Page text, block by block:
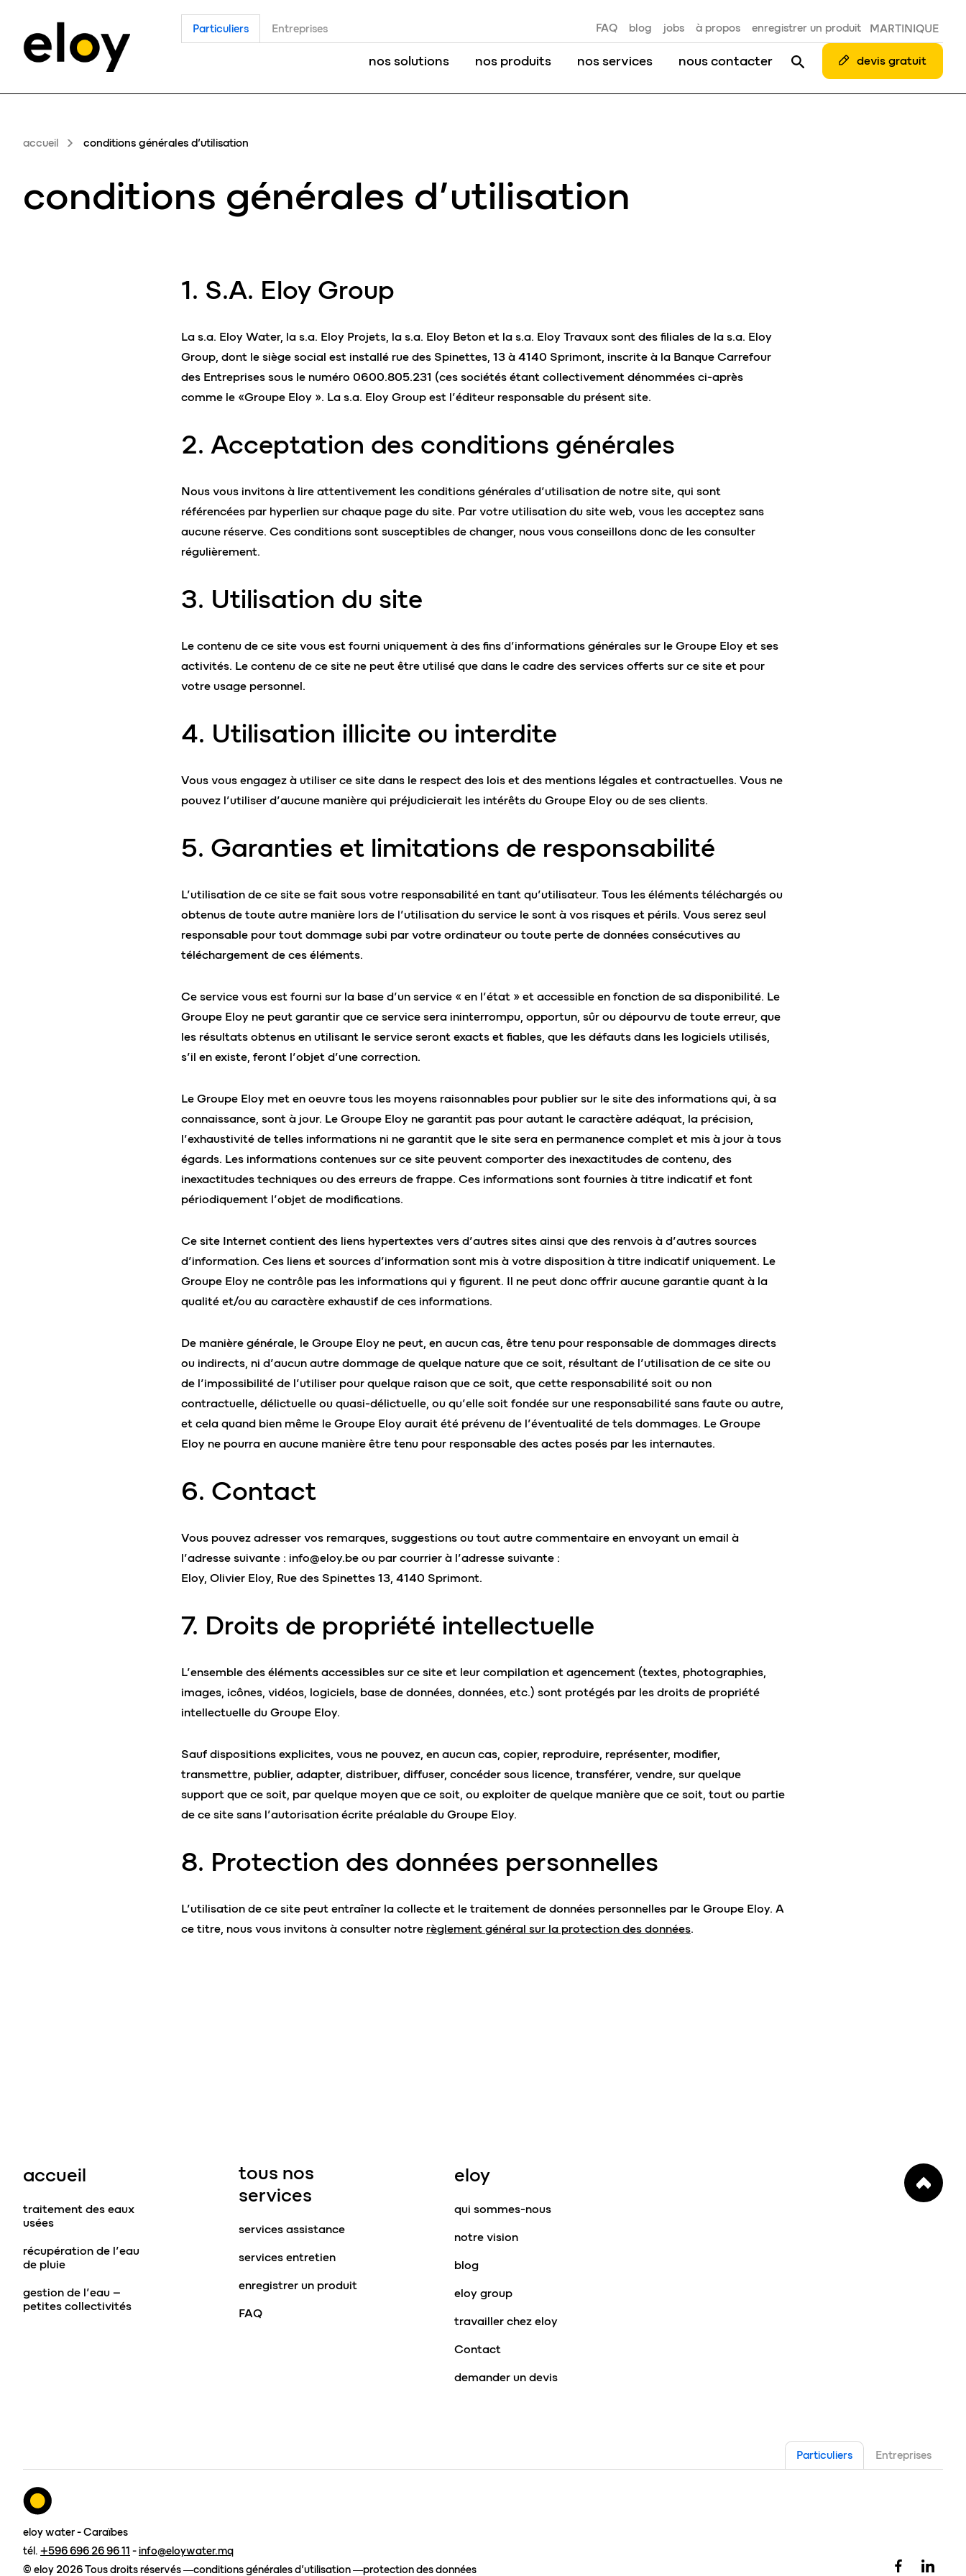
Particuliers Entreprises FAQ blog jobs à propos enregistrer un produit MARTINIQUE
nos solutions nos produits nos services nous contacter devis gratuit
accueil conditions générales d’utilisation
conditions générales d’utilisation
1. S.A. Eloy Group
La s.a. Eloy Water, la s.a. Eloy Projets, la s.a. Eloy Beton et la s.a. Eloy Travaux sont des filiales de la s.a. Eloy
Group, dont le siège social est installé rue des Spinettes, 13 à 4140 Sprimont, inscrite à la Banque Carrefour
des Entreprises sous le numéro 0600.805.231 (ces sociétés étant collectivement dénommées ci-après
comme le «Groupe Eloy ». La s.a. Eloy Group est l’éditeur responsable du présent site.
2. Acceptation des conditions générales
Nous vous invitons à lire attentivement les conditions générales d’utilisation de notre site, qui sont
référencées par hyperlien sur chaque page du site. Par votre utilisation du site web, vous les acceptez sans
aucune réserve. Ces conditions sont susceptibles de changer, nous vous conseillons donc de les consulter
régulièrement.
3. Utilisation du site
Le contenu de ce site vous est fourni uniquement à des fins d’informations générales sur le Groupe Eloy et ses
activités. Le contenu de ce site ne peut être utilisé que dans le cadre des services offerts sur ce site et pour
votre usage personnel.
4. Utilisation illicite ou interdite
Vous vous engagez à utiliser ce site dans le respect des lois et des mentions légales et contractuelles. Vous ne
pouvez l’utiliser d’aucune manière qui préjudicierait les intérêts du Groupe Eloy ou de ses clients.
5. Garanties et limitations de responsabilité
L’utilisation de ce site se fait sous votre responsabilité en tant qu’utilisateur. Tous les éléments téléchargés ou
obtenus de toute autre manière lors de l’utilisation du service le sont à vos risques et périls. Vous serez seul
responsable pour tout dommage subi par votre ordinateur ou toute perte de données consécutives au
téléchargement de ces éléments.
Ce service vous est fourni sur la base d’un service « en l’état » et accessible en fonction de sa disponibilité. Le
Groupe Eloy ne peut garantir que ce service sera ininterrompu, opportun, sûr ou dépourvu de toute erreur, que
les résultats obtenus en utilisant le service seront exacts et fiables, que les défauts dans les logiciels utilisés,
s’il en existe, feront l’objet d’une correction.
Le Groupe Eloy met en oeuvre tous les moyens raisonnables pour publier sur le site des informations qui, à sa
connaissance, sont à jour. Le Groupe Eloy ne garantit pas pour autant le caractère adéquat, la précision,
l’exhaustivité de telles informations ni ne garantit que le site sera en permanence complet et mis à jour à tous
égards. Les informations contenues sur ce site peuvent comporter des inexactitudes de contenu, des
inexactitudes techniques ou des erreurs de frappe. Ces informations sont fournies à titre indicatif et font
périodiquement l’objet de modifications.
Ce site Internet contient des liens hypertextes vers d’autres sites ainsi que des renvois à d’autres sources
d’information. Ces liens et sources d’information sont mis à votre disposition à titre indicatif uniquement. Le
Groupe Eloy ne contrôle pas les informations qui y figurent. Il ne peut donc offrir aucune garantie quant à la
qualité et/ou au caractère exhaustif de ces informations.
De manière générale, le Groupe Eloy ne peut, en aucun cas, être tenu pour responsable de dommages directs
ou indirects, ni d’aucun autre dommage de quelque nature que ce soit, résultant de l’utilisation de ce site ou
de l’impossibilité de l’utiliser pour quelque raison que ce soit, que cette responsabilité soit ou non
contractuelle, délictuelle ou quasi-délictuelle, ou qu’elle soit fondée sur une responsabilité sans faute ou autre,
et cela quand bien même le Groupe Eloy aurait été prévenu de l’éventualité de tels dommages. Le Groupe
Eloy ne pourra en aucune manière être tenu pour responsable des actes posés par les internautes.
6. Contact
Vous pouvez adresser vos remarques, suggestions ou tout autre commentaire en envoyant un email à
l’adresse suivante : info@eloy.be ou par courrier à l’adresse suivante :
Eloy, Olivier Eloy, Rue des Spinettes 13, 4140 Sprimont.
7. Droits de propriété intellectuelle
L’ensemble des éléments accessibles sur ce site et leur compilation et agencement (textes, photographies,
images, icônes, vidéos, logiciels, base de données, données, etc.) sont protégés par les droits de propriété
intellectuelle du Groupe Eloy.
Sauf dispositions explicites, vous ne pouvez, en aucun cas, copier, reproduire, représenter, modifier,
transmettre, publier, adapter, distribuer, diffuser, concéder sous licence, transférer, vendre, sur quelque
support que ce soit, par quelque moyen que ce soit, ou exploiter de quelque manière que ce soit, tout ou partie
de ce site sans l’autorisation écrite préalable du Groupe Eloy.
8. Protection des données personnelles
L’utilisation de ce site peut entraîner la collecte et le traitement de données personnelles par le Groupe Eloy. A
ce titre, nous vous invitons à consulter notre règlement général sur la protection des données.
accueil
traitement des eaux
usées
récupération de l’eau
de pluie
gestion de l’eau –
petites collectivités
tous nos
services
services assistance
services entretien
enregistrer un produit
FAQ
eloy
qui sommes-nous
notre vision
blog
eloy group
travailler chez eloy
Contact
demander un devis
Particuliers Entreprises
eloy water - Caraïbes
tél. +596 696 26 96 11 -info@eloywater.mq
© eloy 2026 Tous droits réservés
conditions générales d’utilisation protection des données